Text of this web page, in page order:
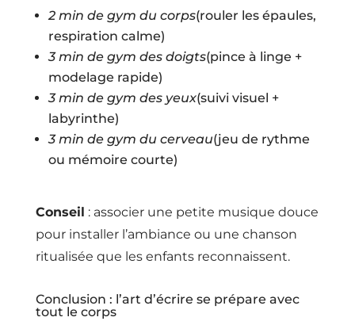
2 min de gym du corps(rouler les épaules,
respiration calme)
3 min de gym des doigts(pince à linge +
modelage rapide)
3 min de gym des yeux(suivi visuel +
labyrinthe)
3 min de gym du cerveau(jeu de rythme
ou mémoire courte)
Conseil : associer une petite musique douce
pour installer l’ambiance ou une chanson
ritualisée que les enfants reconnaissent.
Conclusion : l’art d’écrire se prépare avec
tout le corps